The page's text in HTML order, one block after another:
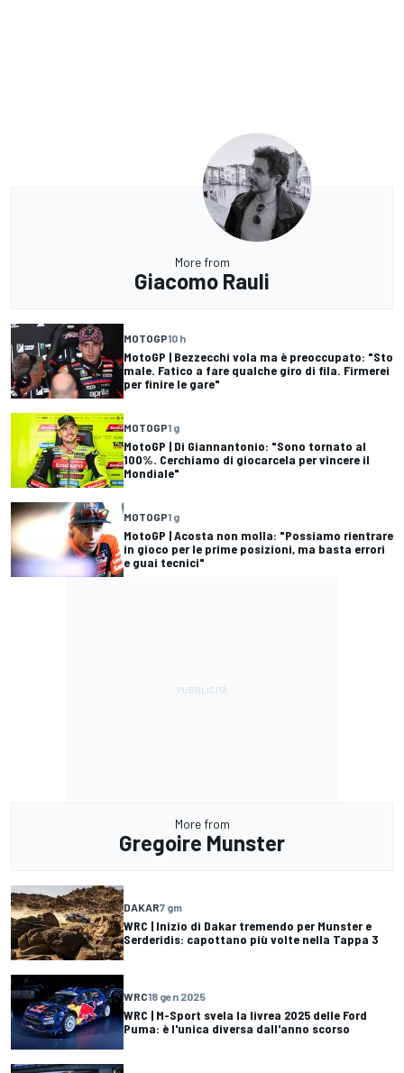
More from
Giacomo Rauli
MOTOGP10 h
MotoGP | Bezzecchi vola ma è preoccupato: "Sto
male. Fatico a fare qualche giro di fila. Firmerei
per finire le gare"
MOTOGP1 g
MotoGP | Di Giannantonio: "Sono tornato al
100%. Cerchiamo di giocarcela per vincere il
Mondiale"
MOTOGP1 g
MotoGP | Acosta non molla: "Possiamo rientrare
in gioco per le prime posizioni, ma basta errori
e guai tecnici"
More from
Gregoire Munster
DAKAR7 gm
WRC | Inizio di Dakar tremendo per Munster e
Serderidis: capottano più volte nella Tappa 3
WRC18 gen 2025
WRC | M-Sport svela la livrea 2025 delle Ford
Puma: è l'unica diversa dall'anno scorso